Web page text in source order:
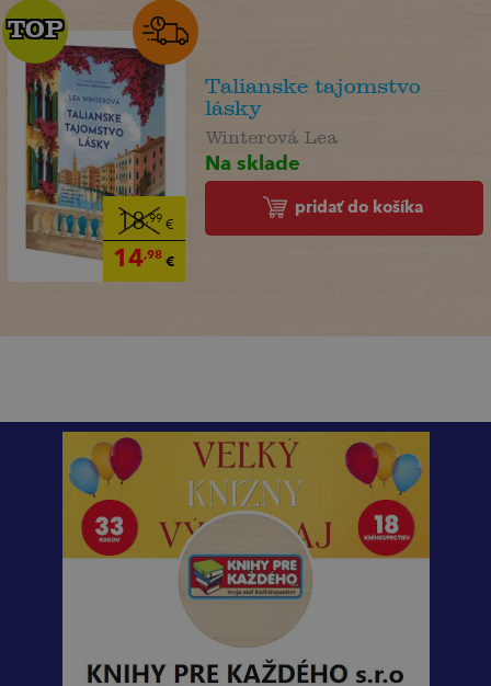
18,99 €
14,98€
TOP
TOP
Talianske tajomstvo
lásky
Winterová Lea
Na sklade
pridať do košíka